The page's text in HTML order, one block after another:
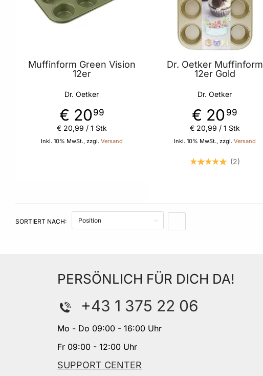
Muffinform Green Vision
12er
Dr. Oetker
€ 2099
Inkl. 10% MwSt., zzgl. Versand
€ 20,99 / 1 Stk
Dr. Oetker Muffinform
12er Gold
Dr. Oetker
€ 20 99
Inkl. 10% MwSt., zzgl. Versand
€ 20,99 / 1 Stk
2
SORTIERT NACH:
PERSÖNLICH FÜR DICH DA!
+43 1 375 22 06
Mo - Do 09:00 - 16:00 Uhr
Fr 09:00 - 12:00 Uhr
SUPPORT CENTER